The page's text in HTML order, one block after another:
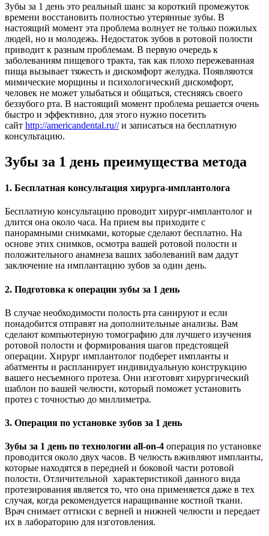
Зубы за 1 день это реальный шанс за короткий промежуток
времени восстановить полностью утерянные зубы. В
настоящий момент эта проблема волнует не только пожилых
людей, но и молодежь. Недостаток зубов в ротовой полости
приводит к разным проблемам. В первую очередь к
заболеваниям пищевого тракта, так как плохо пережеванная
пища вызывает тяжесть и дискомфорт желудка. Появляются
мимические морщины и психологический дискомфорт,
человек не может улыбаться и общаться, стесняясь своего
беззубого рта. В настоящий момент проблема решается очень
быстро и эффективно, для этого нужно посетить
сайт http://americandental.ru//и записаться на бесплатную
консультацию.
Зубы за 1 день преимущества метода
1. Бесплатная консультация хирурга-имплантолога
Бесплатную консультацию проводит хирург-имплантолог и
длится она около часа. На прием вы приходите с
панорамными снимками, которые сделают бесплатно. На
основе этих снимков, осмотра вашей ротовой полости и
положительного анамнеза ваших заболеваний вам дадут
заключение на имплантацию зубов за один день.
2. Подготовка к операции зубы за 1 день
В случае необходимости полость рта санируют и если
понадобится отправят на дополнительные анализы. Вам
сделают компьютерную томографию для лучшего изучения
ротовой полости и формирования шагов предстоящей
операции. Хирург имплантолог подберет импланты и
абатменты и распланирует индивидуальную конструкцию
вашего несъемного протеза. Они изготовят хирургический
шаблон по вашей челюсти, который поможет установить
протез с точностью до миллиметра.
3. Операция по установке зубов за 1 день
Зубы за 1 день по технологии all-on-4 операция по установке
проводится около двух часов. В челюсть вживляют импланты,
которые находятся в передней и боковой части ротовой
полости. Отличительной характеристикой данного вида
протезирования является то, что она применяется даже в тех
случая, когда рекомендуется наращивание костной ткани.
Врач снимает оттиски с верней и нижней челюсти и передает
их в лабораторию для изготовления.